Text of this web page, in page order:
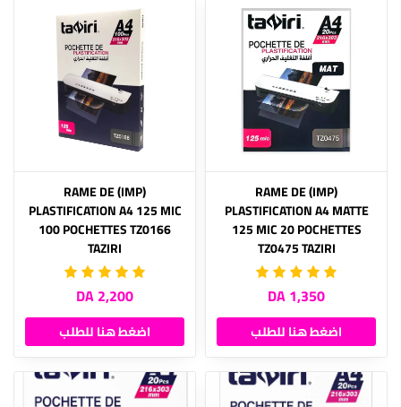
(IMP) RAME DE
PLASTIFICATION A4 MATTE
125 MIC 20 POCHETTES
TZ0475 TAZIRI
1,350 DA
اضغط هنا للطلب
(IMP) RAME DE
PLASTIFICATION A4 125 MIC
100 POCHETTES TZ0166
TAZIRI
2,200 DA
اضغط هنا للطلب